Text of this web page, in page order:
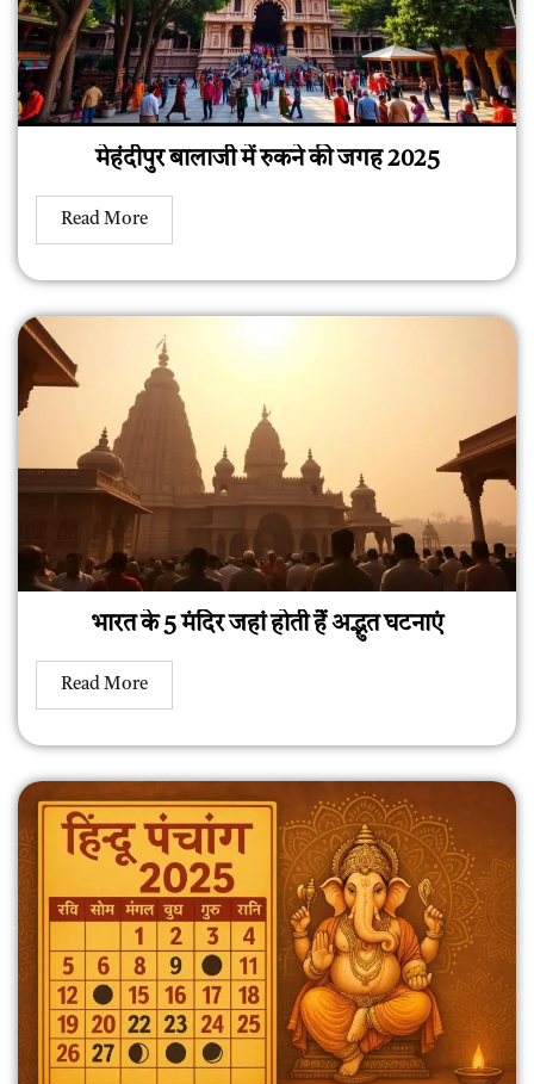
मेहंदीपुर बालाजी में रुकने की जगह 2025
Read More
भारत के 5 मंदिर जहां होती हैं अद्भुत घटनाएं
Read More